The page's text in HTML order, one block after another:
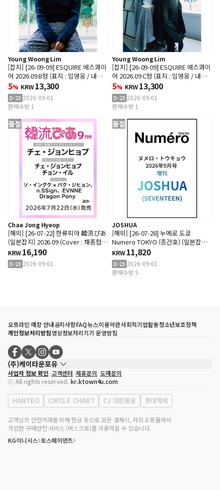
Young Woong Lim
[잡지] [26-09-09] ESQUIRE 에스콰이
어 2026.09 B형 (표지 : 임영웅 / 내지 :
임영웅 28p)
5% KRW13,300
D-23 2026-09-01
판매수량 1
Young Woong Lim
[잡지] [26-09-09] ESQUIRE 에스콰이
어 2026.09 C형 (표지 : 임영웅 / 내지 :
임영웅 28p)
5% KRW13,300
D-23 2026-09-01
판매수량 1
품절
Chae Jong Hyeop
[해외] [26-07-22] 한류피아 韓流ぴあ
(일본잡지) 2026.09 (Cover : 채종협 /
내지 : 채종협, 엔싸인, 이븐, 드래곤포
니)
KRW16,190
D-23 2026-09-01
품절
JOSHUA
[해외] [26-07-28] 누메로 도쿄
Numero TOKYO (증간호) (일본잡지)
2026.09 (Cover : 세븐틴 : 조슈아)
KRW11,820
D-23 2026-09-01
판매수량 5
오프라인 매장 안내공지사항FAQ뉴스이용약관사회적기업활동청소년보호정책
개인정보처리방침영상정보처리기기 운영방침
(주)케이타운포유
대표자
송효민
사업자등록번호
120-87-71116
통신판매업 신고번호 제2011-서울강남-02223
대표전화
02-552-9855
사업자 정보 확인 고객센터 제휴문의 도매문의
ⓒ All rights reserved. kr.ktown4u.com
HANTEO CIRCLE CHART CJ 대한통운 롯데택배
고객님의 안전거래를 위해 현금 등으로 모든 결제시, 저희 쇼핑몰에서
가입한 구매안전 서비스 (에스크로)를 이용하실 수 있습니다.
KG이니시스 토스페이먼츠